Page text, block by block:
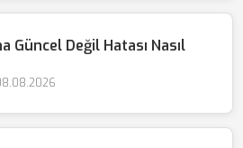
Güncel Değil Hatası Nasıl